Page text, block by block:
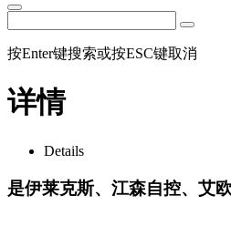
按Enter键搜索或按ESC键取消
详情
Details
是伊莱克斯、江森自控、艾